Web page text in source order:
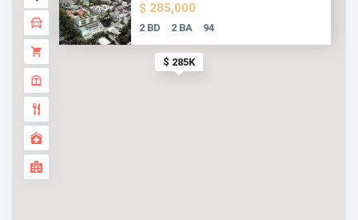
$ 285K
$ 285,000
2 BD 2 BA 94